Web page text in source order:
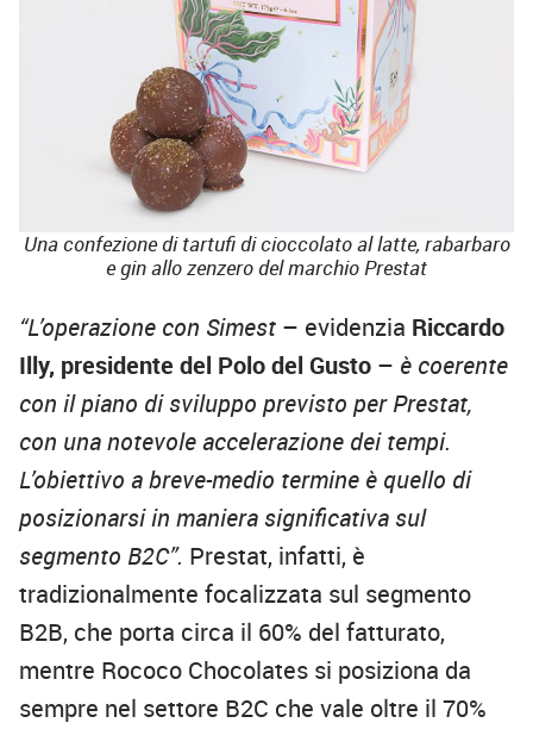
Una confezione di tartufi di cioccolato al latte, rabarbaro
e gin allo zenzero del marchio Prestat
“L’operazione con Simest – evidenzia Riccardo
Illy, presidente del Polo del Gusto – è coerente
con il piano di sviluppo previsto per Prestat,
con una notevole accelerazione dei tempi.
L’obiettivo a breve-medio termine è quello di
posizionarsi in maniera significativa sul
segmento B2C”. Prestat, infatti, è
tradizionalmente focalizzata sul segmento
B2B, che porta circa il 60% del fatturato,
mentre Rococo Chocolates si posiziona da
sempre nel settore B2C che vale oltre il 70%